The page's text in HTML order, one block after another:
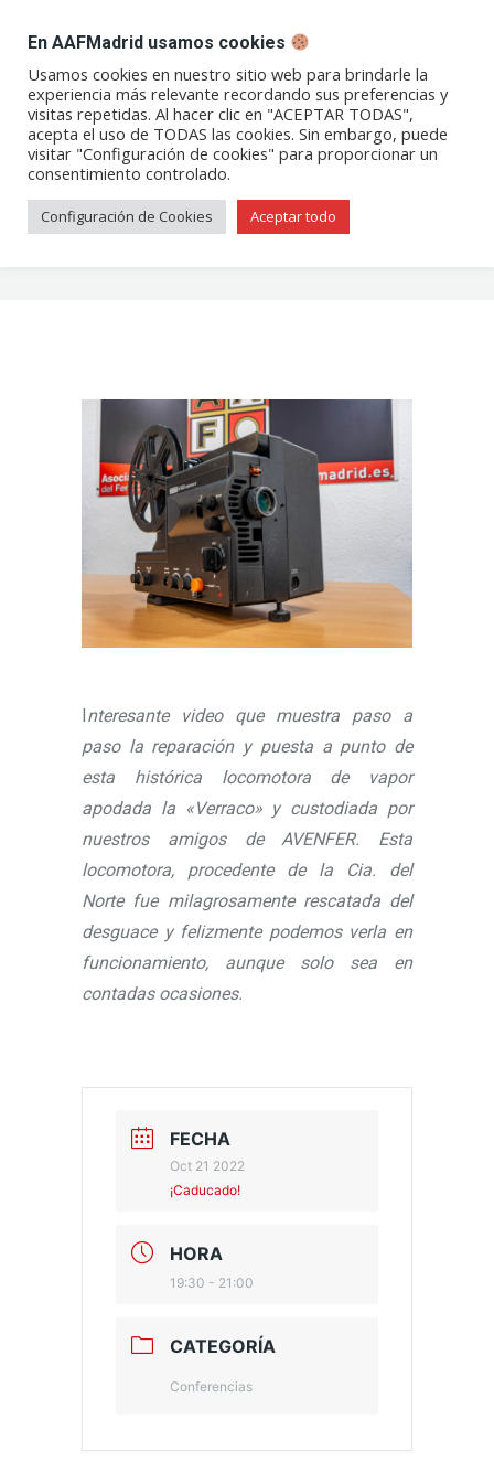
Abrir
enlace
en
una
ventana/pestaña
Abrir
enlace
en
una
ventana/pestaña
Abrir
enlace
en
una
ventana/pestaña
Abrir
enlace
en
una
Abrir
enlace
en
una
Reconstrucción de la
locomotora de vapor 040-
2184 (Verraco) en el ARMF de
nteresante video que muestra paso a
paso la reparación y puesta a punto de
esta histórica locomotora de vapor
apodada la «Verraco» y custodiada por
nuestros amigos de AVENFER. Esta
locomotora, procedente de la Cia. del
Norte fue milagrosamente rescatada del
desguace y felizmente podemos verla en
funcionamiento, aunque solo sea en
contadas ocasiones.
FECHA
Oct 21 2022
¡Caducado!
HORA
19:30 - 21:00
CATEGORÍA
Conferencias
En AAFMadrid usamos cookies
Usamos cookies en nuestro sitio web para brindarle la
experiencia más relevante recordando sus preferencias y
visitas repetidas. Al hacer clic en "ACEPTAR TODAS",
acepta el uso de TODAS las cookies. Sin embargo, puede
visitar "Configuración de cookies" para proporcionar un
consentimiento controlado.
Configuración de Cookies Aceptar todo